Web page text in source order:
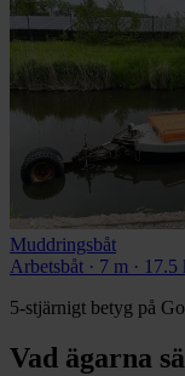
Muddringsbåt
Arbetsbåt · 7 m ·
5-stjärnigt betyg på
Vad ägarna